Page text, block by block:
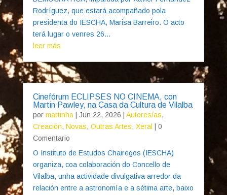
Rodríguez, que estará acompañado pola
presidenta do IESCHA, Marisa Barreiro. O acto
terá lugar o venres 26...
leer más
Cinefórum ECLIPSES NO CINEMA, con
Martin Pawley, na Casa da Cultura de Vilalba
por martinho Jun 22, 2026 Autores/as,
Creación, Novas, Outras Artes, Xeral
| 0
Comentario
O Instituto de Estudos Chairegos (IESCHA)
organiza, coa colaboración do Concello de
Vilalba, unha actividade divulgativa arredor da
relación entre a astronomía e a sétima arte, baixo